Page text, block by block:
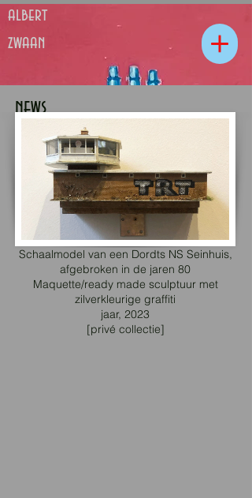
albert
zwaan
news
Schaalmodel van een Dordts NS Seinhuis,
afgebroken in de jaren 80
Maquette/ready made sculptuur met
zilverkleurige graffiti
jaar, 2023
[privé collectie]